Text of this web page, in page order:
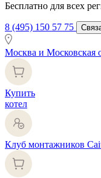
Бесплатно для всех
8 (495) 150 57 75
Москва и Московская
Купить
котел
Клуб монтажников